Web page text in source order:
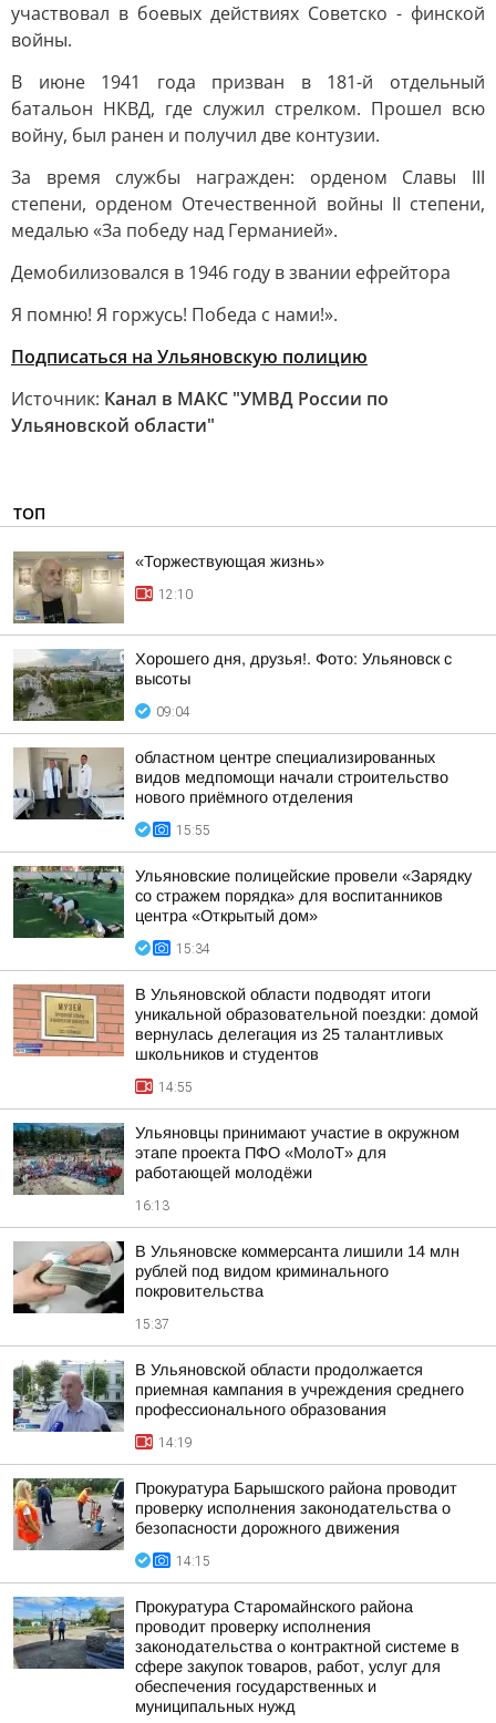
участвовал в боевых действиях Советско - финской
войны.
В июне 1941 года призван в 181-й отдельный
батальон НКВД, где служил стрелком. Прошел всю
войну, был ранен и получил две контузии.
За время службы награжден: орденом Славы III
степени, орденом Отечественной войны II степени,
медалью «За победу над Германией».
Демобилизовался в 1946 году в звании ефрейтора
Я помню! Я горжусь! Победа с нами!».
Подписаться на Ульяновскую полицию
Источник: Канал в МАКС "УМВД России по
Ульяновской области"
ТОП
«Торжествующая жизнь»
12:10
Хорошего дня, друзья!. Фото: Ульяновск с
высоты
09:04
областном центре специализированных
видов медпомощи начали строительство
нового приёмного отделения
15:55
Ульяновские полицейские провели «Зарядку
со стражем порядка» для воспитанников
центра «Открытый дом»
15:34
В Ульяновской области подводят итоги
уникальной образовательной поездки: домой
вернулась делегация из 25 талантливых
школьников и студентов
14:55
Ульяновцы принимают участие в окружном
этапе проекта ПФО «МолоТ» для
работающей молодёжи
16:13
В Ульяновске коммерсанта лишили 14 млн
рублей под видом криминального
покровительства
15:37
В Ульяновской области продолжается
приемная кампания в учреждения среднего
профессионального образования
14:19
Прокуратура Барышского района проводит
проверку исполнения законодательства о
безопасности дорожного движения
14:15
Прокуратура Старомайнского района
проводит проверку исполнения
законодательства о контрактной системе в
сфере закупок товаров, работ, услуг для
обеспечения государственных и
муниципальных нужд